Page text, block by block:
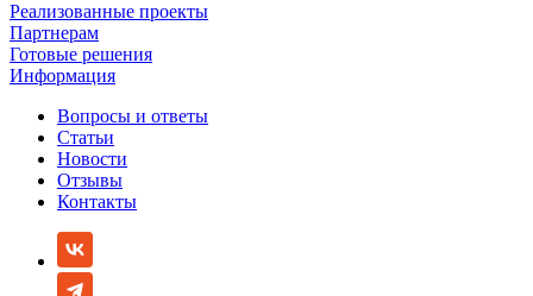
Реализованные проекты
Партнерам
Готовые решения
Информация
Вопросы и ответы
Статьи
Новости
Отзывы
Контакты